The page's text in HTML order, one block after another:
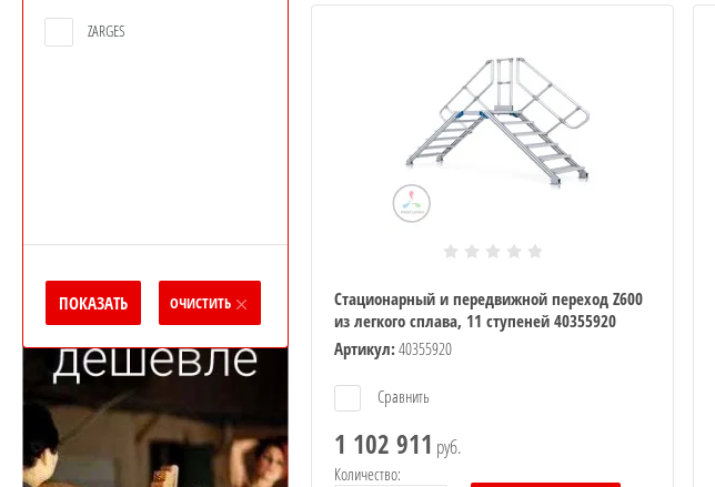
ZARGES
ПОКАЗАТЬ ОЧИСТИТЬ
Водоснабжение
Стационарный и передвижной переход Z600
из легкого сплава, 11 ступеней 40355920
Артикул:40355920
Сравнить
1 102 911 руб.
Количество: